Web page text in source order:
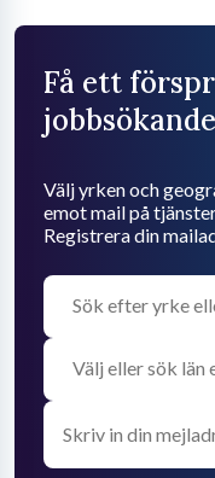
Få ett
Välj yrken och
emot mail på
Registrera din